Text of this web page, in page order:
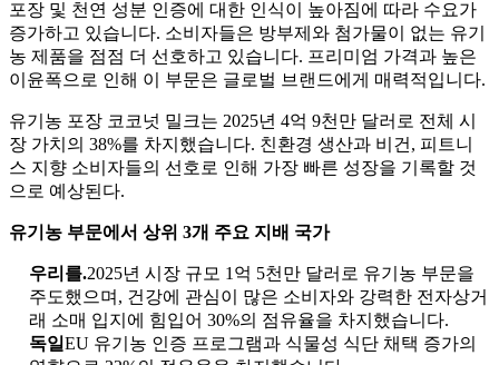
포장 및 천연 성분 인증에 대한 인식이 높아짐에 따라 수요가
증가하고 있습니다. 소비자들은 방부제와 첨가물이 없는 유기
농 제품을 점점 더 선호하고 있습니다. 프리미엄 가격과 높은
이윤폭으로 인해 이 부문은 글로벌 브랜드에게 매력적입니다.
유기농 포장 코코넛 밀크는 2025년 4억 9천만 달러로 전체 시
장 가치의 38%를 차지했습니다. 친환경 생산과 비건, 피트니
스 지향 소비자들의 선호로 인해 가장 빠른 성장을 기록할 것
으로 예상된다.
유기농 부문에서 상위 3개 주요 지배 국가
우리를.2025년 시장 규모 1억 5천만 달러로 유기농 부문을
주도했으며, 건강에 관심이 많은 소비자와 강력한 전자상거
래 소매 입지에 힘입어 30%의 점유율을 차지했습니다.
독일EU 유기농 인증 프로그램과 식물성 식단 채택 증가의